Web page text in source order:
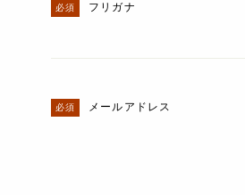
フリガナ
メールアドレス